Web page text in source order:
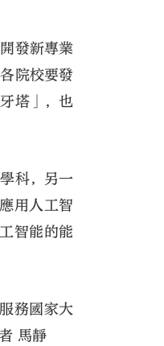
發新專業
院校要發
塔」，也
科，另一
用人工智
智能的能
務國家大
馬靜